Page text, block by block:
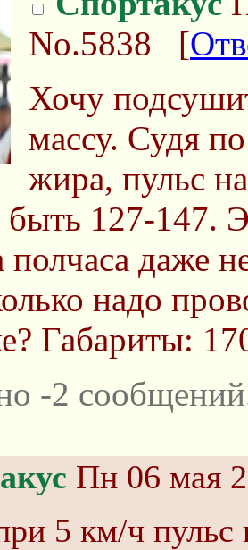
No.5838 [
Хочу
массу. Судя
жира, пульс
127-147.
полчаса даже
надо
Габариты:
-2
Пн 06 мая
5 км/ч пульс